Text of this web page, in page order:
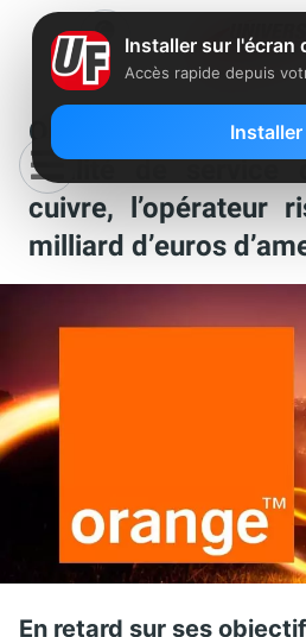
Orange : mis en
qualité de service
cuivre, l’opérateur
milliard d’euros
En retard sur ses
Installer sur l'écran
Accès rapide depuis
Installer